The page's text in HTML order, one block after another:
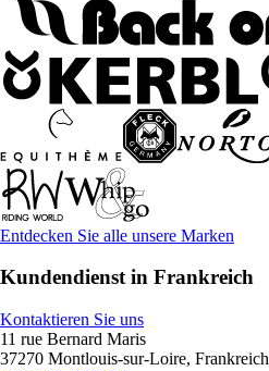
Entdecken Sie alle unsere Marken
Kundendienst in Frankreich
Kontaktieren Sie uns
11 rue Bernard Maris
37270 Montlouis-sur-Loire, Frankreich